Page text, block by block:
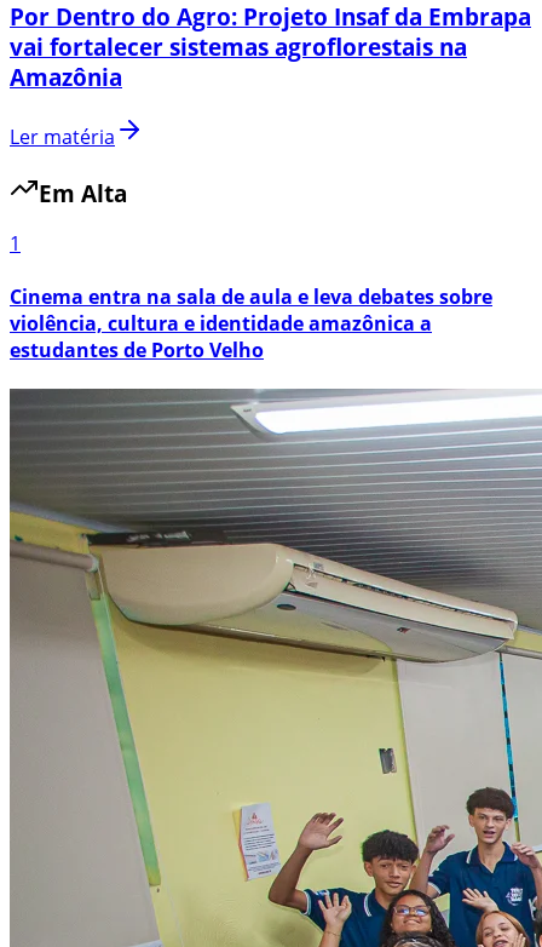
Por Dentro do Agro: Projeto Insaf da Embrapa
vai fortalecer sistemas agroflorestais na
Amazônia
Ler matéria
Em Alta
1
Cinema entra na sala de aula e leva debates sobre
violência, cultura e identidade amazônica a
estudantes de Porto Velho